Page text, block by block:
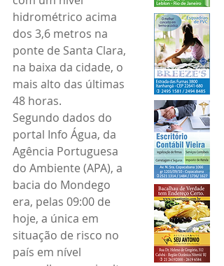
hidrométrico acima
dos 3,6 metros na
ponte de Santa Clara,
na baixa da cidade, o
mais alto das últimas
48 horas.
Segundo dados do
portal Info Água, da
Agência Portuguesa
do Ambiente (APA), a
bacia do Mondego
era, pelas 09:00 de
hoje, a única em
situação de risco no
país em nível